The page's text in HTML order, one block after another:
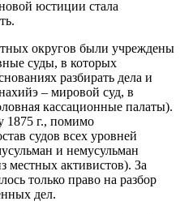
юстиции стала
округов были учреждены
суды, в которых
разбирать дела и
– мировой суд, в
кассационные палаты).
1875 г., помимо
судов всех уровней
и немусульман
местных активистов). За
только право на разбор
дел.